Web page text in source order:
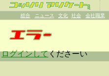
β
総合 ニュース 文化 社会 会社職業
ログインしてくださーい